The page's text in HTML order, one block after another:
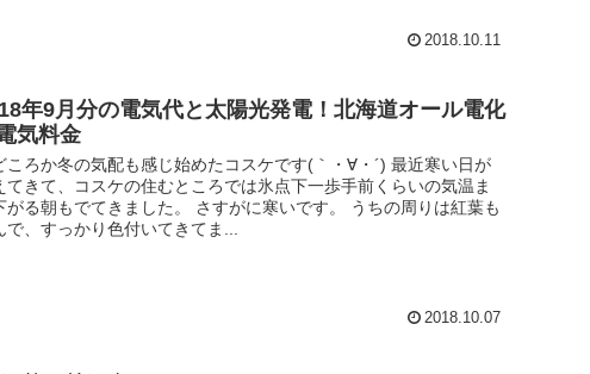
2018.10.11
年9月分の電気代と太陽光発電！北海道オール電化
気料金
ころか冬の気配も感じ始めたコスケです(｀・∀・´) 最近寒い日が
てきて、コスケの住むところでは氷点下一歩手前くらいの気温ま
がる朝もでてきました。 さすがに寒いです。 うちの周りは紅葉も
で、すっかり色付いてきてま...
2018.10.07